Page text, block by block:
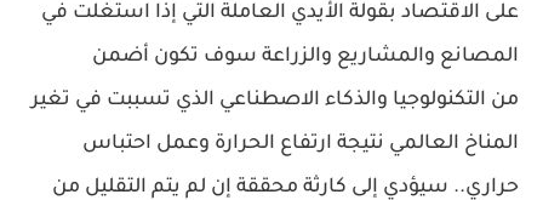
على الاقتصاد بقولة الأيدي العاملة التي إذا استغلت في
المصانع والمشاريع والزراعة سوف تكون أضمن
من التكنولوجيا والذكاء الاصطناعي الذي تسببت في تغير
المناخ العالمي نتيجة ارتفاع الحرارة وعمل احتباس
حراري.. سيؤدي إلى كارثة محققة إن لم يتم التقليل من